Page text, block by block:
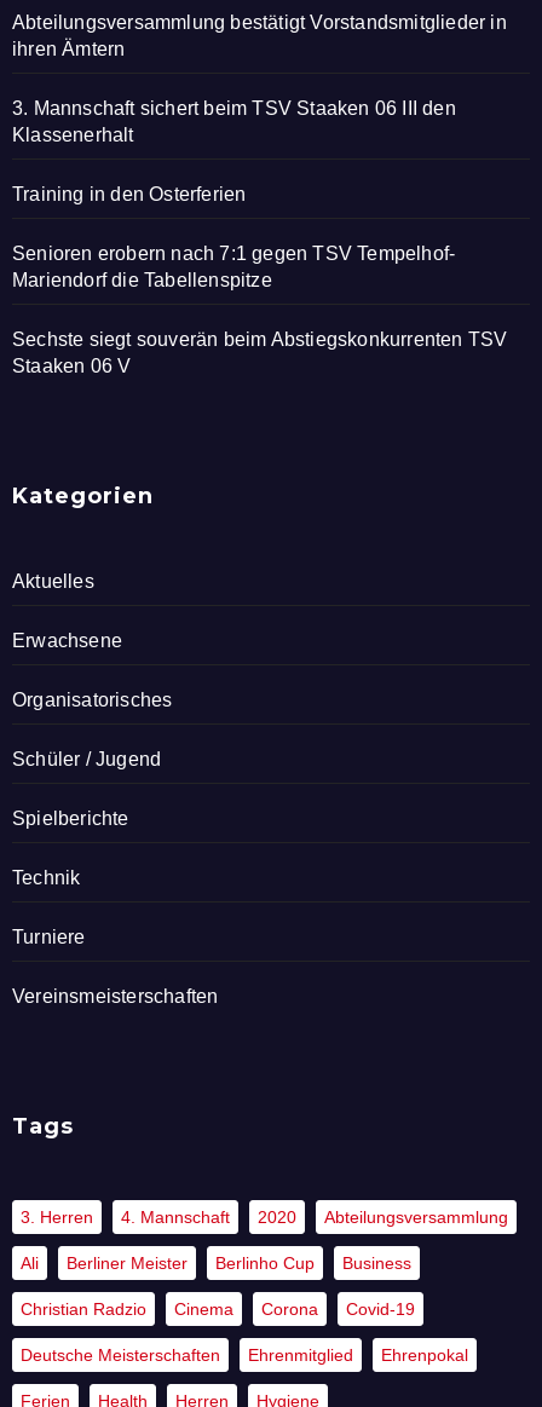
Abteilungsversammlung bestätigt Vorstandsmitglieder in
ihren Ämtern
3. Mannschaft sichert beim TSV Staaken 06 III den
Klassenerhalt
Training in den Osterferien
Senioren erobern nach 7:1 gegen TSV Tempelhof-
Mariendorf die Tabellenspitze
Sechste siegt souverän beim Abstiegskonkurrenten TSV
Staaken 06 V
Kategorien
Aktuelles
Erwachsene
Organisatorisches
Schüler / Jugend
Spielberichte
Technik
Turniere
Vereinsmeisterschaften
Tags
3. Herren 4. Mannschaft 2020 Abteilungsversammlung
Ali Berliner Meister Berlinho Cup Business
Christian Radzio Cinema Corona Covid-19
Deutsche Meisterschaften Ehrenmitglied Ehrenpokal
Ferien Health Herren Hygiene